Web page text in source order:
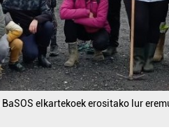
elkartekoek erositako lur